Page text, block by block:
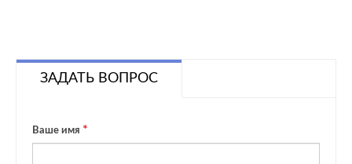
ЗАДАТЬ ВОПРОС
Ваше имя